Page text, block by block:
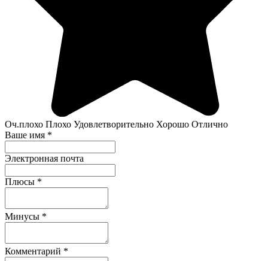
Оч.плохо Плохо Удовлетворительно Хорошо Отлично
Ваше имя *
Электронная почта
Плюсы *
Минусы *
Комментарий *